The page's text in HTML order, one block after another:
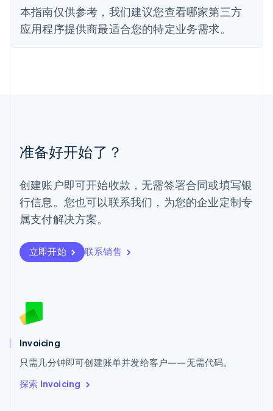
本指南仅供参考，我们建议您查看哪家第三方
应用程序提供商最适合您的特定业务需求。
准备好开始了？
创建账户即可开始收款，无需签署合同或填写银
行信息。您也可以联系我们，为您的企业定制专
属支付解决方案。
立即开始 联系销售
Invoicing
只需几分钟即可创建账单并发给客户——无需代码。
探索 Invoicing
罗马尼亚
English
马尔他
English
English
葡萄牙
日本
日本語 English
瑞典
SvenskaEnglish
Deutsch FrançaisItaliano English
塞浦路斯
English
ไทยEnglish
希腊
English
西班牙